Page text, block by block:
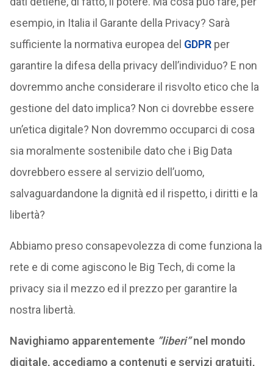
esempio, in Italia il Garante della Privacy? Sarà
sufficiente la normativa europea del GDPRper
garantire la difesa della privacy dell’individuo? E non
dovremmo anche considerare il risvolto etico che la
gestione del dato implica? Non ci dovrebbe essere
un’etica digitale? Non dovremmo occuparci di cosa
sia moralmente sostenibile dato che i Big Data
dovrebbero essere al servizio dell’uomo,
salvaguardandone la dignità ed il rispetto, i diritti e la
libertà?
Abbiamo preso consapevolezza di come funziona la
rete e di come agiscono le Big Tech, di come la
privacy sia il mezzo ed il prezzo per garantire la
nostra libertà.
Navighiamo apparentemente ”liberi”nel mondo
digitale, accediamo a contenuti e servizi gratuiti,